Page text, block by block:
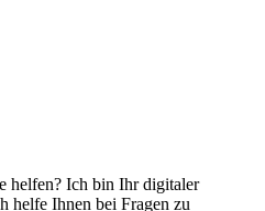
helfen? Ich bin Ihr digitaler
helfe Ihnen bei Fragen zu